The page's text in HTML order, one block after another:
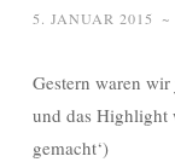
5. JANUAR 2015 ~
Gestern waren
und das Highlight
gemacht‘)